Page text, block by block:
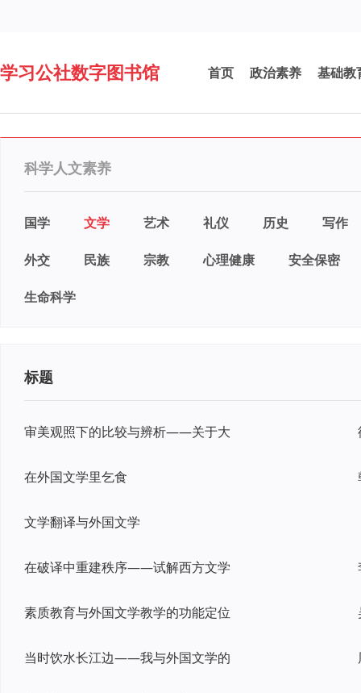
学习公社数字图书馆 首页 政治素养 基础教
科学人文素养
国学 文学 艺术 礼仪 历史 写作
外交 民族 宗教 心理健康 安全保密
生命科学
标题
审美观照下的比较与辨析——关于大
在外国文学里乞食
文学翻译与外国文学
在破译中重建秩序——试解西方文学
素质教育与外国文学教学的功能定位
当时饮水长江边——我与外国文学的